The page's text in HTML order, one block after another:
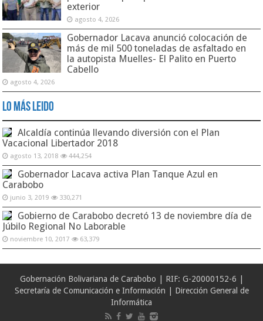
exterior
agosto 4, 2026
Gobernador Lacava anunció colocación de
más de mil 500 toneladas de asfaltado en
la autopista Muelles- El Palito en Puerto
Cabello
agosto 4, 2026
Lo Más Leido
Alcaldía continúa llevando diversión con el Plan
Vacacional Libertador 2018
agosto 13, 2018 444,254
Gobernador Lacava activa Plan Tanque Azul en
Carabobo
junio 3, 2019 330,271
Gobierno de Carabobo decretó 13 de noviembre día de
Júbilo Regional No Laborable
noviembre 10, 2017 63,379
Gobernación Bolivariana de Carabobo | RIF: G-20000152-6 |
Secretaría de Comunicación e Información | Dirección General de
Informática